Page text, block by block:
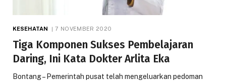
KESEHATAN 7 NOVEMBER 2020
Tiga Komponen Sukses Pembelajaran
Daring, Ini Kata Dokter Arlita Eka
Bontang – Pemerintah pusat telah mengeluarkan pedoman